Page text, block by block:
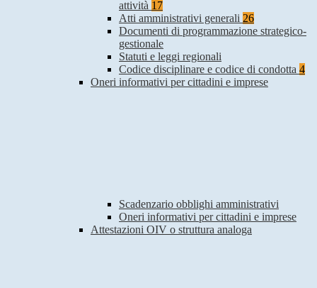
attività 17
Atti amministrativi generali 26
Documenti di programmazione strategico-
gestionale
Statuti e leggi regionali
Codice disciplinare e codice di condotta 4
Oneri informativi per cittadini e imprese
Scadenzario obblighi amministrativi
Oneri informativi per cittadini e imprese
Attestazioni OIV o struttura analoga